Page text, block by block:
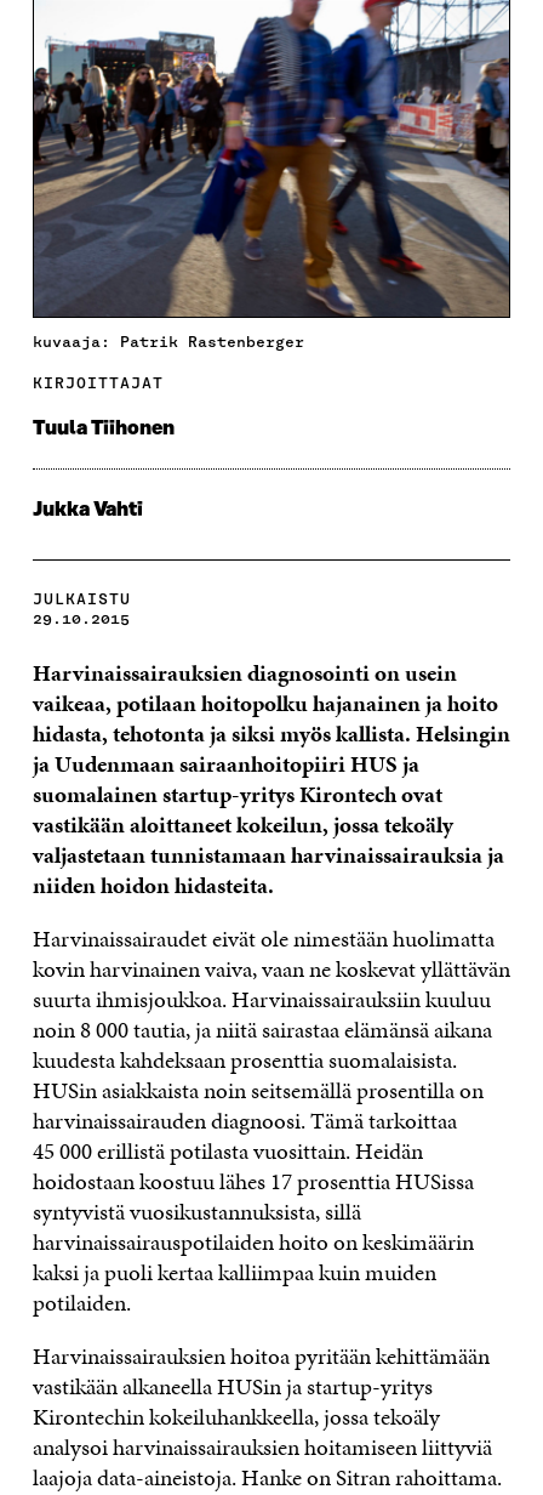
kuvaaja: Patrik Rastenberger
KIRJOITTAJAT
Tuula Tiihonen
Jukka Vahti
JULKAISTU
29.10.2015
Harvinaissairauksien diagnosointi on usein
vaikeaa, potilaan hoitopolku hajanainen ja hoito
hidasta, tehotonta ja siksi myös kallista. Helsingin
ja Uudenmaan sairaanhoitopiiri HUS ja
suomalainen startup-yritys Kirontech ovat
vastikään aloittaneet kokeilun, jossa tekoäly
valjastetaan tunnistamaan harvinaissairauksia ja
niiden hoidon hidasteita.
Harvinaissairaudet eivät ole nimestään huolimatta
kovin harvinainen vaiva, vaan ne koskevat yllättävän
suurta ihmisjoukkoa. Harvinaissairauksiin kuuluu
noin 8 000 tautia, ja niitä sairastaa elämänsä aikana
kuudesta kahdeksaan prosenttia suomalaisista.
HUSin asiakkaista noin seitsemällä prosentilla on
harvinaissairauden diagnoosi. Tämä tarkoittaa
45 000 erillistä potilasta vuosittain. Heidän
hoidostaan koostuu lähes 17 prosenttia HUSissa
syntyvistä vuosikustannuksista, sillä
harvinaissairauspotilaiden hoito on keskimäärin
kaksi ja puoli kertaa kalliimpaa kuin muiden
potilaiden.
Harvinaissairauksien hoitoa pyritään kehittämään
vastikään alkaneella HUSin ja startup-yritys
Kirontechin kokeiluhankkeella, jossa tekoäly
analysoi harvinaissairauksien hoitamiseen liittyviä
laajoja data-aineistoja. Hanke on Sitran rahoittama.